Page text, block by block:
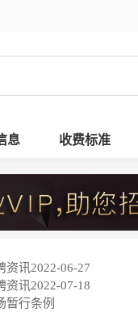
息 收费标准
资讯2022-06-27
资讯2022-07-18
暂行条例